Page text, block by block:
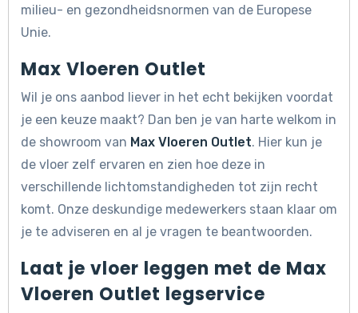
milieu- en gezondheidsnormen van de Europese
Unie.
Max Vloeren Outlet
Wil je ons aanbod liever in het echt bekijken voordat
je een keuze maakt? Dan ben je van harte welkom in
de showroom van Max Vloeren Outlet. Hier kun je
de vloer zelf ervaren en zien hoe deze in
verschillende lichtomstandigheden tot zijn recht
komt. Onze deskundige medewerkers staan klaar om
je te adviseren en al je vragen te beantwoorden.
Laat je vloer leggen met de Max
Vloeren Outlet legservice